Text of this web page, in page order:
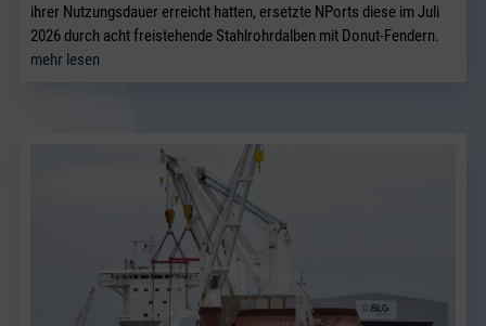
ihrer Nutzungsdauer erreicht hatten, ersetzte NPorts diese im Juli
2026 durch acht freistehende Stahlrohrdalben mit Donut-Fendern.
mehr lesen